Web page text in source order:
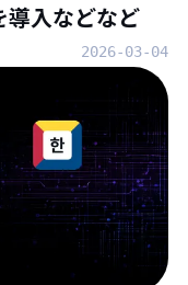
入などなど
2026-03-04